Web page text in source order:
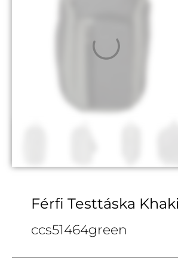
Férfi Testtáska
ccs51464green